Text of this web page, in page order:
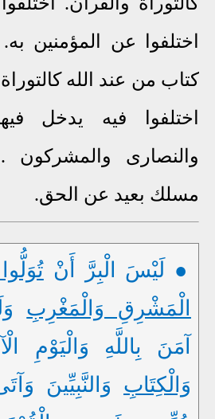
اختلفوا عن المؤمنين
كتاب من عند الله
اختلفوا فيه يدخل
والنصارى والمشركون
مسلك بعيد عن الحق.
● لَيْسَ الْبِرَّ أَنْ
الْمَشْرِقِ وَالْمَغْرِبِ
آمَنَ بِاللَّهِ وَالْيَوْمِ
وَالْكِتَابِ وَالنَّبِيِّينَ